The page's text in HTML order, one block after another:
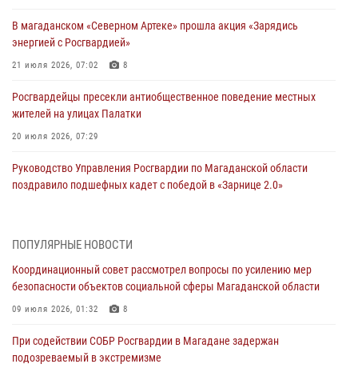
В магаданском «Северном Артеке» прошла акция «Зарядись
энергией с Росгвардией»
21 июля 2026, 07:02 8
Росгвардейцы пресекли антиобщественное поведение местных
жителей на улицах Палатки
20 июля 2026, 07:29
Руководство Управления Росгвардии по Магаданской области
поздравило подшефных кадет с победой в «Зарнице 2.0»
При содействии СОБР Росгвардии в Магадане задержан
17 июля 2026, 04:06
«Каникулы с Росгвардией» продолжаются на Колыме
Начальник Главного штаба – первый заместитель директора
ПОПУЛЯРНЫЕ НОВОСТИ
Координационный совет рассмотрел вопросы по усилению мер
безопасности объектов социальной сферы Магаданской области
09 июля 2026, 01:32 8
При содействии СОБР Росгвардии в Магадане задержан
подозреваемый в экстремизме